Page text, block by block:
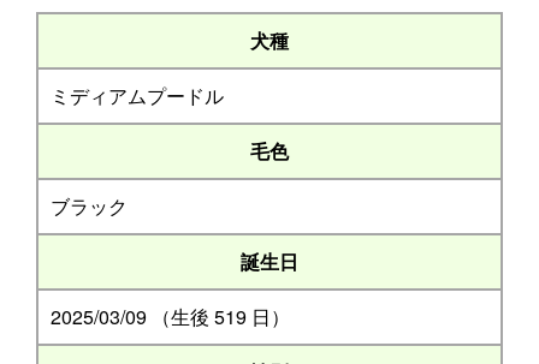
犬種
ミディアムプードル
毛色
ブラック
誕生日
2025/03/09 （生後 519 日）